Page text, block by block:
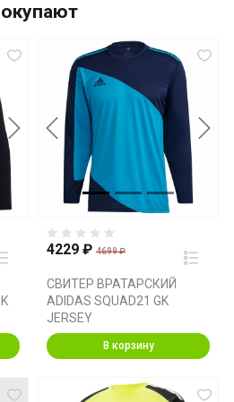
Next Previous Next
4229 ₽ 4699 ₽
СВИТЕР ВРАТАРСКИЙ
ADIDAS SQUAD21 GK
JERSEY
В корзину